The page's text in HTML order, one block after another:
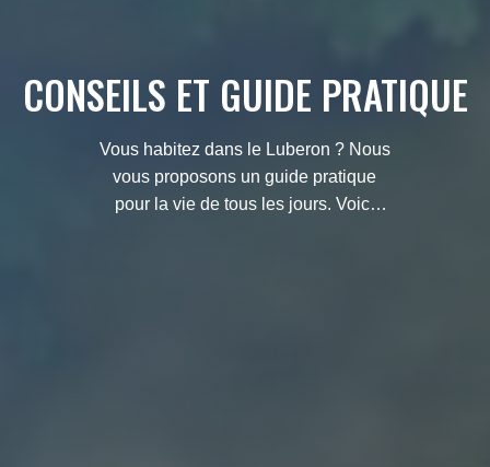
CONSEILS ET GUIDE PRATIQUE
Vous habitez dans le Luberon ? Nous
vous proposons un guide pratique
pour la vie de tous les jours. Voici